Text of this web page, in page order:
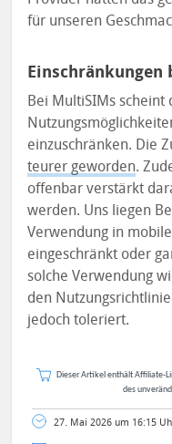
für unseren
Einschränkungen
Bei MultiSIMs scheint
einzuschränken. Die
teurer geworden.
offenbar verstärkt
werden. Uns liegen
Verwendung in
eingeschränkt oder
solche Verwendung
den
jedoch toleriert.
Dieser Artikel enthält Affiliate-
des
27. Mai 2026 um 16:15